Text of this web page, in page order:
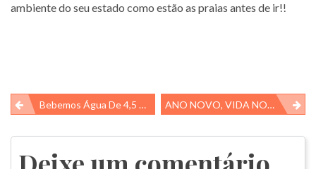
ambiente do seu estado como estão as praias antes de ir!!
Navegação
de
Post
Bebemos Água De 4,5 Bilhões De Anos De Idade! ANO NOVO, VIDA NOVA E HÁBITOS VELHOS??